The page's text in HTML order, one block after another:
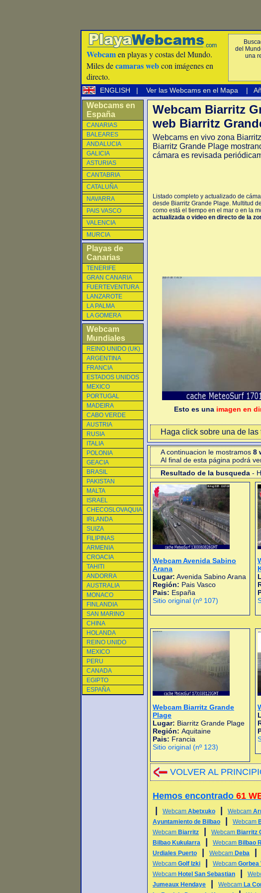
Webcamen playas y costas del Mundo.
Miles decamaras webcon imágenes en
directo.
del
una
ENGLISH | Ver las Webcams en el Mapa |
Webcams en
España
CANARIAS
BALEARES
ANDALUCIA
GALICIA
ASTURIAS
CANTABRIA
CATALUÑA
NAVARRA
PAIS VASCO
VALENCIA
MURCIA
Playas de
Canarias
TENERIFE
GRAN CANARIA
FUERTEVENTURA
LANZAROTE
LA PALMA
LA GOMERA
Webcam
Mundiales
REINO UNIDO (UK)
ARGENTINA
FRANCIA
ESTADOS UNIDOS
MEXICO
PORTUGAL
MADEIRA
CABO VERDE
AUSTRIA
RUSIA
ITALIA
POLONIA
GEACIA
BRASIL
PAKISTAN
MALTA
ISRAEL
CHECOSLOVAQUIA
IRLANDA
SUIZA
FILIPINAS
ARMENIA
CROACIA
TAHITI
ANDORRA
AUSTRALIA
MONACO
FINLANDIA
SAN MARINO
CHINA
HOLANDA
REINO UNIDO
MEXICO
PERU
CANADA
EGIPTO
ESPAÑA
Webcam Biarritz
web Biarritz
Webcams en vivo zona
Biarritz Grande Plage
cámara es revisada
Listado completo y actualizado de
desde Biarritz Grande Plage. Multitud
como está el tiempo en el mar o en la
actualizada o video en directo de la
Esto es una imagen en
Haga click sobre una de
A continuacion le mostramos 8
Al final de esta página podrá
Resultado de la busqueda -
Webcam Avenida Sabino
Arana
Lugar: Avenida Sabino Arana
Región: Pais Vasco
Pais: España
Sitio original (nº 107)
Webcam Biarritz Grande
Plage
Lugar: Biarritz Grande Plage
Región: Aquitaine
Pais: Francia
Sitio original (nº 123)
VOLVER AL
Hemos encontrado 61
Webcam Abetxuko Webcam
Ayuntamiento de Bilbao
Webcam
Webcam Biarritz Webcam Biarritz
Bilbao Kukularra
Webcam Bilbao
Urdiales Puerto
Webcam Deba
Webcam Golf Izki Webcam Gorbea
Webcam Hotel San Sebastian
Jumeaux Hendaye
Webcam La